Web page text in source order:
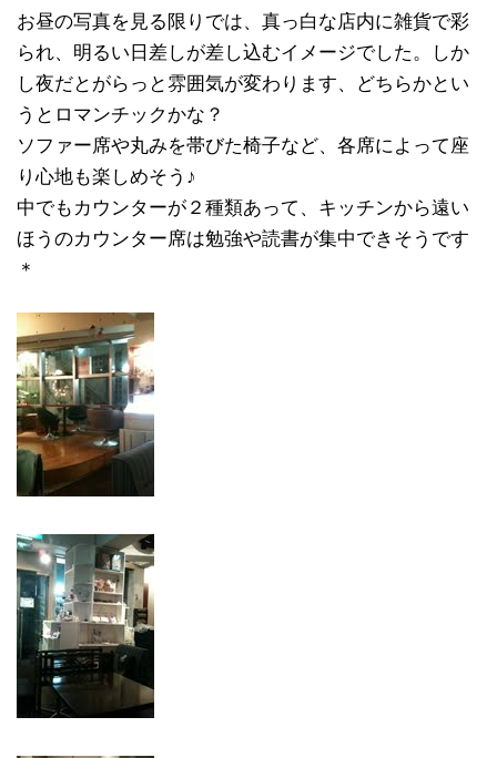
お昼の写真を見る限りでは、真っ白な店内に雑貨で彩
られ、明るい日差しが差し込むイメージでした。しか
し夜だとがらっと雰囲気が変わります、どちらかとい
うとロマンチックかな？
ソファー席や丸みを帯びた椅子など、各席によって座
り心地も楽しめそう♪
中でもカウンターが２種類あって、キッチンから遠い
ほうのカウンター席は勉強や読書が集中できそうです
＊